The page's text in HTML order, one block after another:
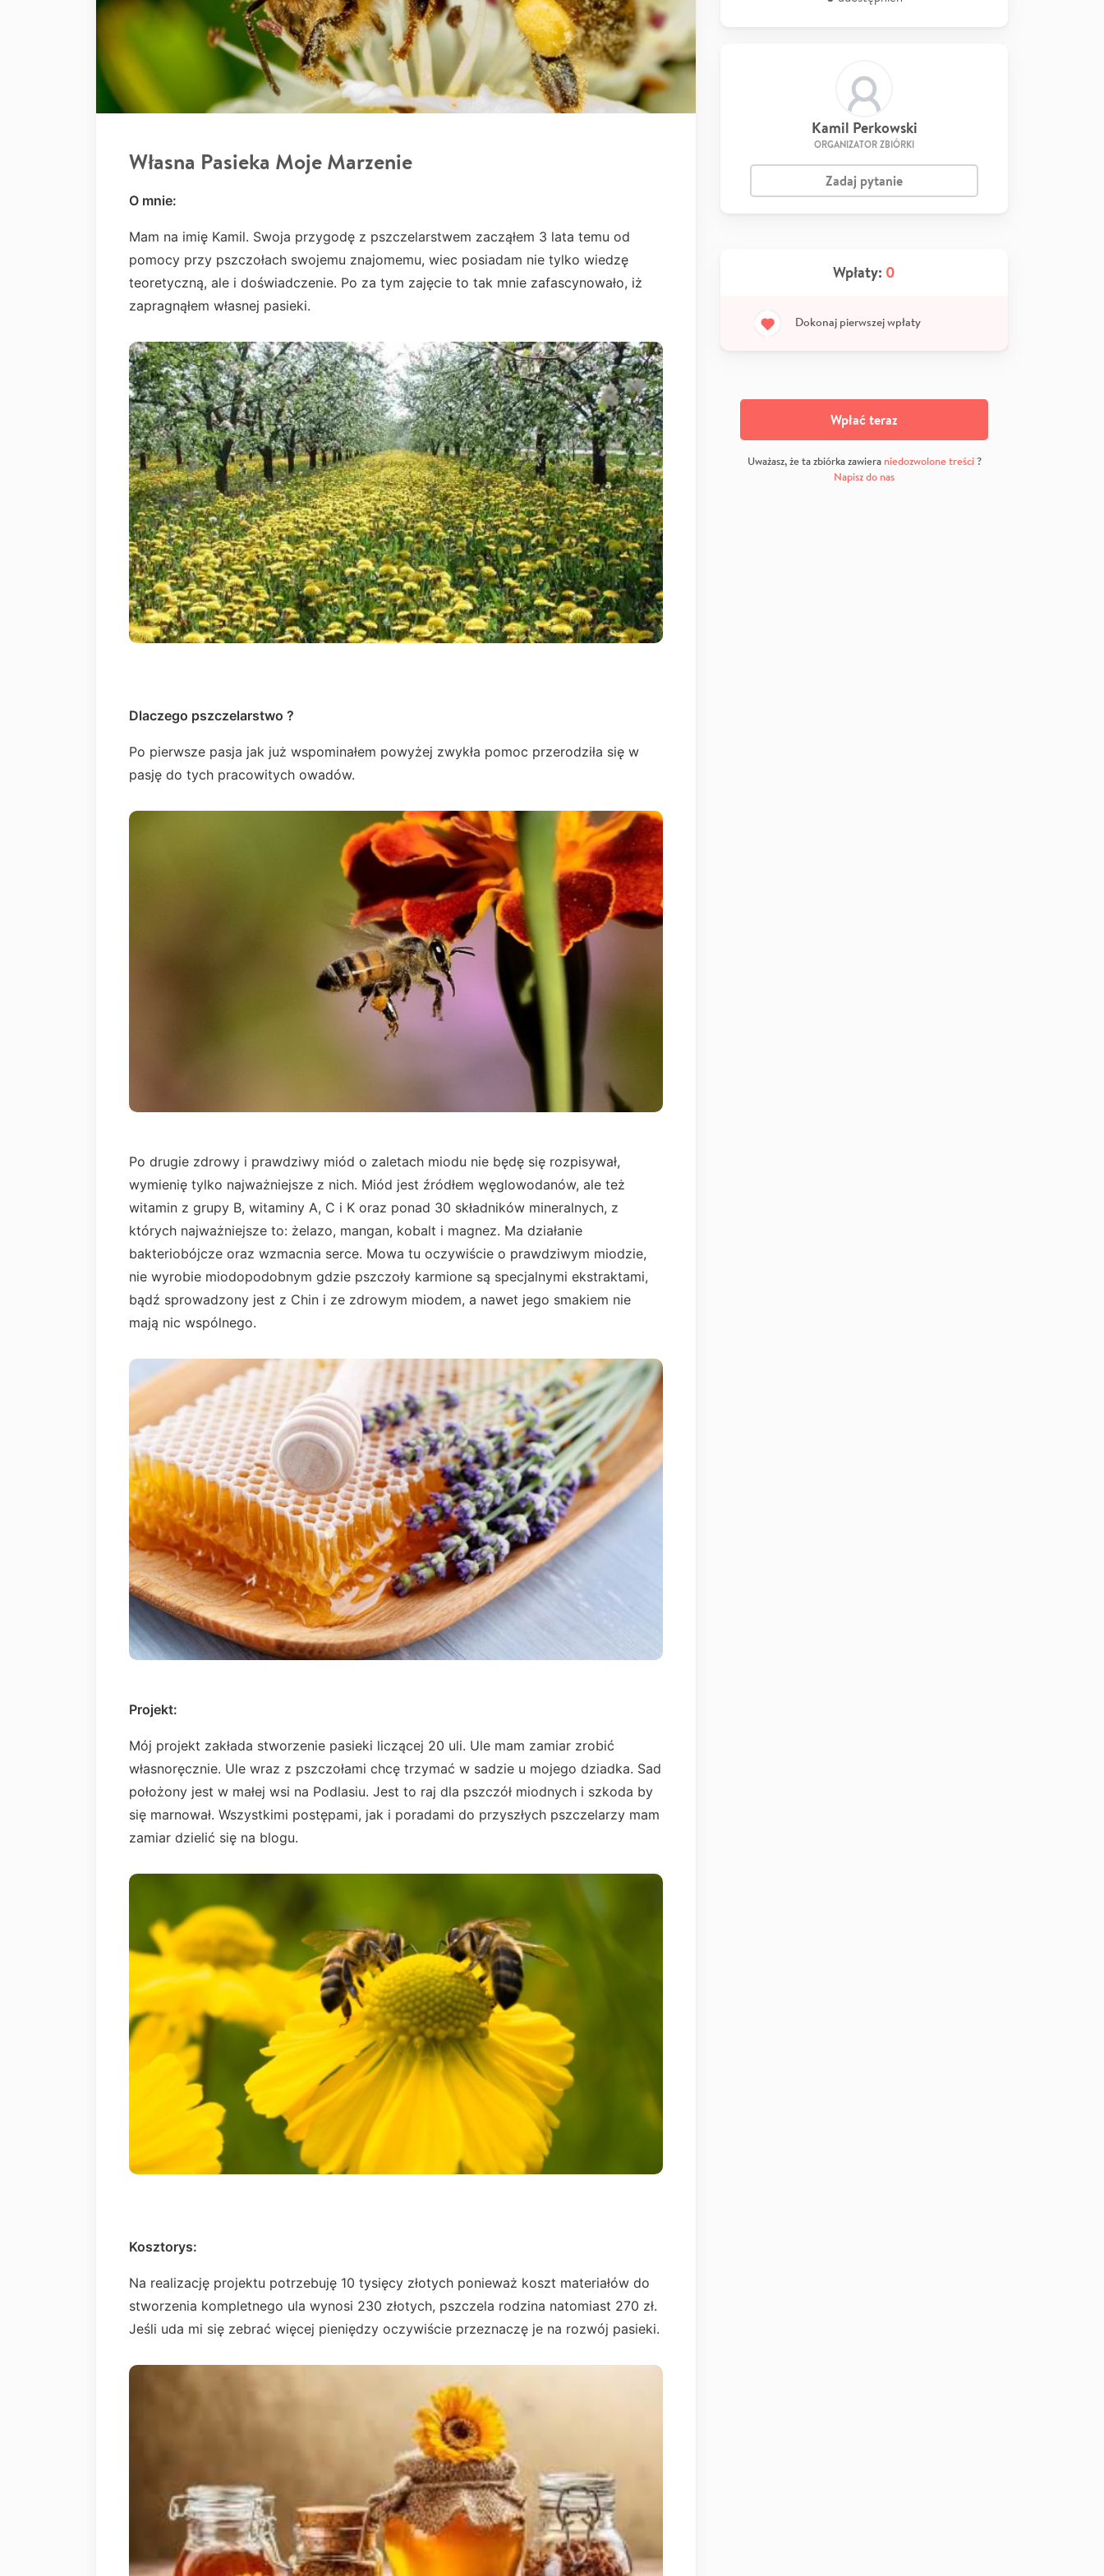
Własna Pasieka Moje Marzenie
O mnie:
Mam na imię Kamil. Swoja przygodę z pszczelarstwem zacząłem 3 lata temu od
pomocy przy pszczołach swojemu znajomemu, wiec posiadam nie tylko wiedzę
teoretyczną, ale i doświadczenie. Po za tym zajęcie to tak mnie zafascynowało, iż
zapragnąłem własnej pasieki.
Dlaczego pszczelarstwo ?
Po pierwsze pasja jak już wspominałem powyżej zwykła pomoc przerodziła się w
pasję do tych pracowitych owadów.
Po drugie zdrowy i prawdziwy miód o zaletach miodu nie będę się rozpisywał,
wymienię tylko najważniejsze z nich. Miód jest źródłem węglowodanów, ale też
witamin z grupy B, witaminy A, C i K oraz ponad 30 składników mineralnych, z
których najważniejsze to: żelazo, mangan, kobalt i magnez. Ma działanie
bakteriobójcze oraz wzmacnia serce. Mowa tu oczywiście o prawdziwym miodzie,
nie wyrobie miodopodobnym gdzie pszczoły karmione są specjalnymi ekstraktami,
bądź sprowadzony jest z Chin i ze zdrowym miodem, a nawet jego smakiem nie
mają nic wspólnego.
Projekt:
Mój projekt zakłada stworzenie pasieki liczącej 20 uli. Ule mam zamiar zrobić
własnoręcznie. Ule wraz z pszczołami chcę trzymać w sadzie u mojego dziadka. Sad
położony jest w małej wsi na Podlasiu. Jest to raj dla pszczół miodnych i szkoda by
się marnował. Wszystkimi postępami, jak i poradami do przyszłych pszczelarzy mam
zamiar dzielić się na blogu.
Kosztorys:
Na realizację projektu potrzebuję 10 tysięcy złotych ponieważ koszt materiałów do
stworzenia kompletnego ula wynosi 230 złotych, pszczela rodzina natomiast 270 zł.
Jeśli uda mi się zebrać więcej pieniędzy oczywiście przeznaczę je na rozwój pasieki.
Kamil Perkowski
ORGANIZATOR ZBIÓRKI
Zadaj pytanie
Wpłaty: 0
Dokonaj pierwszej wpłaty
Wpłać teraz
Uważasz, że ta zbiórka zawiera niedozwolone treści?
Napisz do nas